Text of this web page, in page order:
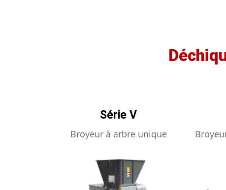
Série V
Broyeur à arbre unique
APPRENDRE ENCORE PLUS